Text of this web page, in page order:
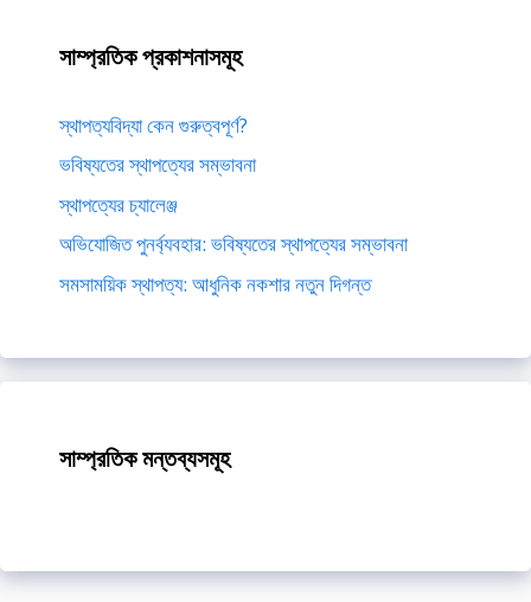
সাম্প্রতিক প্রকাশনাসমূহ
স্থাপত্যবিদ্যা কেন গুরুত্বপূর্ণ?
ভবিষ্যতের স্থাপত্যের সম্ভাবনা
স্থাপত্যের চ্যালেঞ্জ
অভিযোজিত পুনর্ব্যবহার: ভবিষ্যতের স্থাপত্যের সম্ভাবনা
সমসাময়িক স্থাপত্য: আধুনিক নকশার নতুন দিগন্ত
সাম্প্রতিক মন্তব্যসমূহ